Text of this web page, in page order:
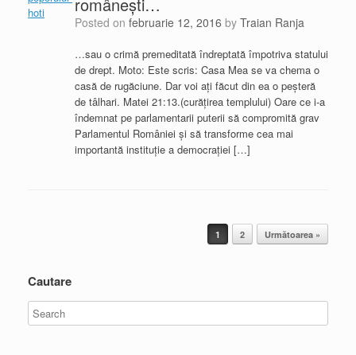
Posted on februarie 12, 2016 by Traian Ranja
…sau o crimă premeditată îndreptată împotriva statului
de drept. Moto: Este scris: Casa Mea se va chema o
casă de rugăciune. Dar voi aţi făcut din ea o peşteră
de tâlhari. Matei 21:13.(curăţirea templului) Oare ce i-a
îndemnat pe parlamentarii puterii să compromită grav
Parlamentul României şi să transforme cea mai
importantă instituţie a democraţiei […]
1 2 Următoarea »
Cautare